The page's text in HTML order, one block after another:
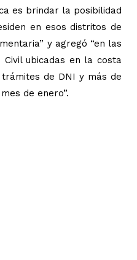
es brindar la posibilidad
en esos distritos de
y agregó “en las
Civil ubicadas en la costa
de DNI y más de
de enero”.